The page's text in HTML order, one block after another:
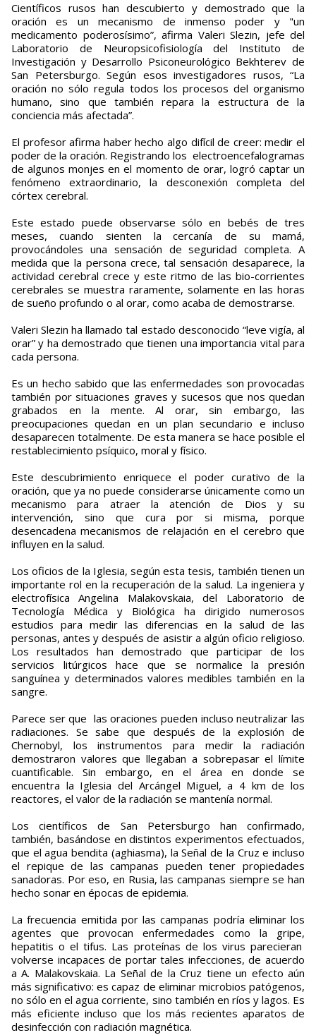
Científicos rusos han descubierto y demostrado que la
oración es un mecanismo de inmenso poder y "un
medicamento poderosísimo”, afirma Valeri Slezin, jefe del
Laboratorio de Neuropsicofisiología del Instituto de
Investigación y Desarrollo Psiconeurológico Bekhterev de
San Petersburgo. Según esos investigadores rusos, “La
oración no sólo regula todos los procesos del organismo
humano, sino que también repara la estructura de la
conciencia más afectada”.
El profesor afirma haber hecho algo difícil de creer: medir el
poder de la oración. Registrando los electroencefalogramas
de algunos monjes en el momento de orar, logró captar un
fenómeno extraordinario, la desconexión completa del
córtex cerebral.
Este estado puede observarse sólo en bebés de tres
meses, cuando sienten la cercanía de su mamá,
provocándoles una sensación de seguridad completa. A
medida que la persona crece, tal sensación desaparece, la
actividad cerebral crece y este ritmo de las bio-corrientes
cerebrales se muestra raramente, solamente en las horas
de sueño profundo o al orar, como acaba de demostrarse.
Valeri Slezin ha llamado tal estado desconocido “leve vigía, al
orar” y ha demostrado que tienen una importancia vital para
cada persona.
Es un hecho sabido que las enfermedades son provocadas
también por situaciones graves y sucesos que nos quedan
grabados en la mente. Al orar, sin embargo, las
preocupaciones quedan en un plan secundario e incluso
desaparecen totalmente. De esta manera se hace posible el
restablecimiento psíquico, moral y físico.
Este descubrimiento enriquece el poder curativo de la
oración, que ya no puede considerarse únicamente como un
mecanismo para atraer la atención de Dios y su
intervención, sino que cura por si misma, porque
desencadena mecanismos de relajación en el cerebro que
influyen en la salud.
Los oficios de la Iglesia, según esta tesis, también tienen un
importante rol en la recuperación de la salud. La ingeniera y
electrofísica Angelina Malakovskaia, del Laboratorio de
Tecnología Médica y Biológica ha dirigido numerosos
estudios para medir las diferencias en la salud de las
personas, antes y después de asistir a algún oficio religioso.
Los resultados han demostrado que participar de los
servicios litúrgicos hace que se normalice la presión
sanguínea y determinados valores medibles también en la
sangre.
Parece ser que las oraciones pueden incluso neutralizar las
radiaciones. Se sabe que después de la explosión de
Chernobyl, los instrumentos para medir la radiación
demostraron valores que llegaban a sobrepasar el límite
cuantificable. Sin embargo, en el área en donde se
encuentra la Iglesia del Arcángel Miguel, a 4 km de los
reactores, el valor de la radiación se mantenía normal.
Los científicos de San Petersburgo han confirmado,
también, basándose en distintos experimentos efectuados,
que el agua bendita (aghiasma), la Señal de la Cruz e incluso
el repique de las campanas pueden tener propiedades
sanadoras. Por eso, en Rusia, las campanas siempre se han
hecho sonar en épocas de epidemia.
La frecuencia emitida por las campanas podría eliminar los
agentes que provocan enfermedades como la gripe,
hepatitis o el tifus. Las proteínas de los virus parecieran
volverse incapaces de portar tales infecciones, de acuerdo
a A. Malakovskaia. La Señal de la Cruz tiene un efecto aún
más significativo: es capaz de eliminar microbios patógenos,
no sólo en el agua corriente, sino también en ríos y lagos. Es
más eficiente incluso que los más recientes aparatos de
desinfección con radiación magnética.